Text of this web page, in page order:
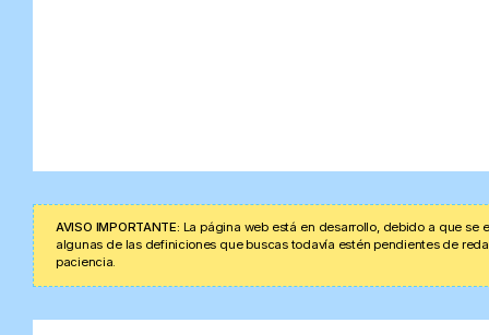
AVISO IMPORTANTE: La página web está en desarrollo, debido a que
algunas de las definiciones que buscas todavía estén pendientes de
paciencia.